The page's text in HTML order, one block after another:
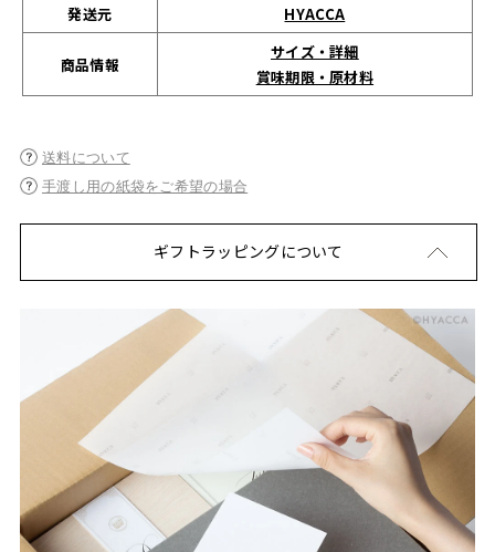
発送元
HYACCA
商品情報
サイズ・詳細
賞味期限・原材料
送料について
手渡し用の紙袋をご希望の場合
ギフトラッピングについて